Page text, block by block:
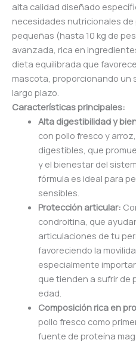
alta calidad diseñado
necesidades nutricionales
pequeñas (hasta 10 kg de
avanzada, rica en
dieta equilibrada que
mascota, proporcionando un
largo plazo.
Características principales:
Alta digestibilidad y
con pollo fresco y
digestibles, que
y el bienestar del
fórmula es ideal para
sensibles.
Protección articular:
condroitina, que
articulaciones de tu
favoreciendo la
especialmente
que tienden a sufrir de
edad.
Composición rica en
pollo fresco como
fuente de proteína